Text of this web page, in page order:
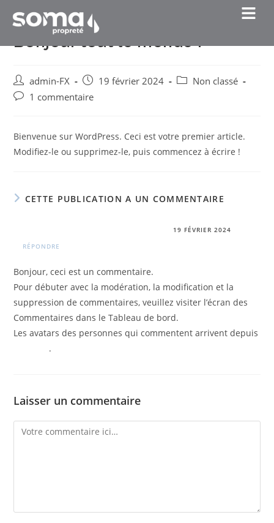
Bonjour tout le monde !
admin-FX 19 février 2024
Non classé
1 commentaire
Bienvenue sur WordPress. Ceci est votre premier article.
Modifiez-le ou supprimez-le, puis commencez à écrire !
CETTE PUBLICATION A UN COMMENTAIRE
19 FÉVRIER 2024
RÉPONDRE
Bonjour, ceci est un commentaire.
Pour débuter avec la modération, la modification et la
suppression de commentaires, veuillez visiter l’écran des
Commentaires dans le Tableau de bord.
Les avatars des personnes qui commentent arrivent depuis
.
Laisser un commentaire